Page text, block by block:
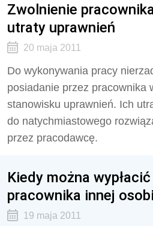
Zwolnienie
utraty uprawnień
20 maja 2011
Do wykonywania pracy
posiadanie przez pracownika
stanowisku uprawnień. Ich
do natychmiastowego
przez pracodawcę.
Kiedy można
pracownika innej
19 maja 2011